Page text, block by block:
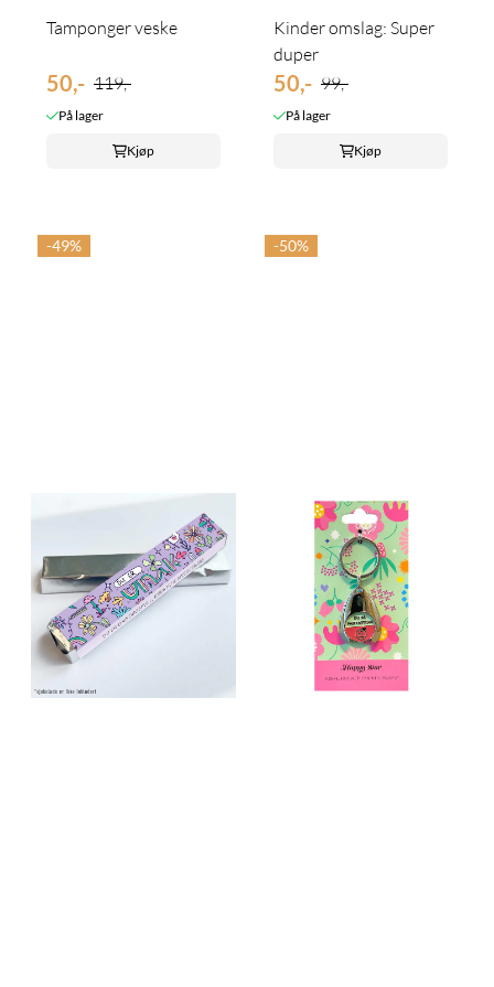
Tamponger veske
50,- 119,-
På lager
Kjøp
Kinder omslag: Super
duper
50,- 99,-
På lager
Kjøp
-49% -50%